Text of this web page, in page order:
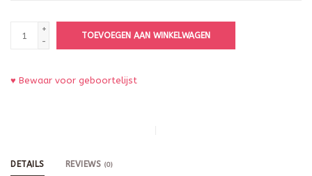
+
-
TOEVOEGEN AAN WINKELWAGEN
♥ Bewaar voor geboortelijst
DETAILS REVIEWS (0)